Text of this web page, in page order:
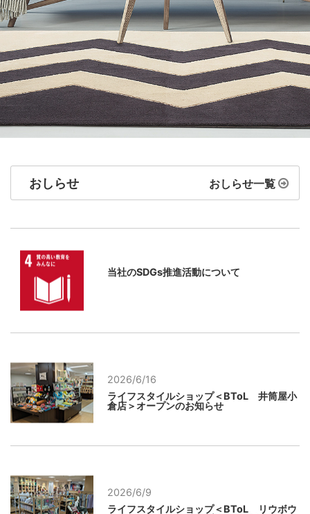
おしらせ おしらせ一覧
当社のSDGs推進活動について
2026/6/16
ライフスタイルショップ＜BToL 井筒屋小
倉店＞オープンのお知らせ
2026/6/9
ライフスタイルショップ＜BToL リウボウ